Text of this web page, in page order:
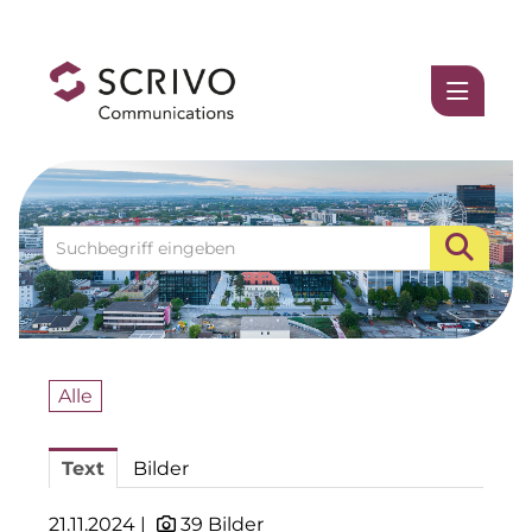
Medienmitteilungen
1337UGC
ACCUMULATA
Accumulata Operations (AOP)
AIM
BHB Unternehmensgruppe
City 1 Group
Clean Intralogistics Net (CIN)
Alle
Text Bilder
21.11.2024 | 39 Bilder